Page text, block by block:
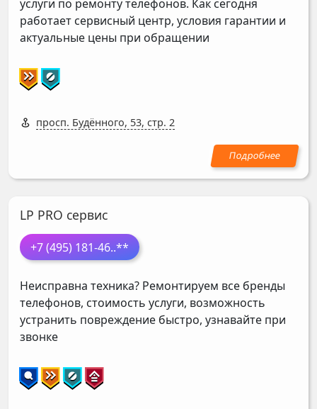
услуги по ремонту телефонов. Как сегодня
работает сервисный центр, условия гарантии и
актуальные цены при обращении
просп. Будённого, 53, стр. 2
LP PRO сервис
+7 (495) 181-46..**
Неисправна техника? Ремонтируем все бренды
телефонов, стоимость услуги, возможность
устранить повреждение быстро, узнавайте при
звонке